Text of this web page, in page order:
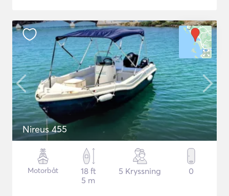
Nireus 455
Motorbåt
18 ft
5 m
5 Kryssning 0